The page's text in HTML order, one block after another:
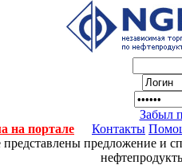
Забыл
на портале
Контакты
предложение и